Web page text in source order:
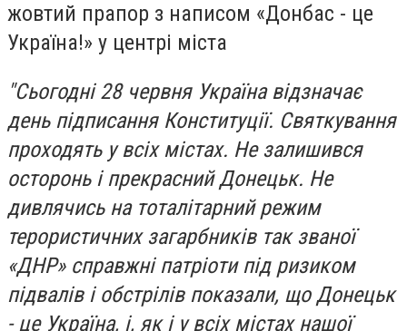
жовтий прапор з написом «Донбас - це
Україна!» у центрі міста
"Сьогодні 28 червня Україна відзначає
день підписання Конституції. Святкування
проходять у всіх містах. Не залишився
осторонь і прекрасний Донецьк. Не
дивлячись на тоталітарний режим
терористичних загарбників так званої
«ДНР» справжні патріоти під ризиком
підвалів і обстрілів показали, що Донецьк
- це Україна, і, як і у всіх містах нашої